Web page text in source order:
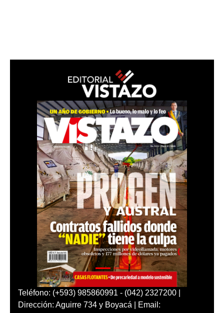
Teléfono: (+593) 985860991 - (042) 2327200 |
Dirección: Aguirre 734 y Boyacá | Email: